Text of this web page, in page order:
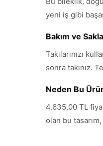
yeni iş gibi
Bakım ve
Takılarınızı
sonra takınız.
Neden Bu
4.635,00 TL
olan bu